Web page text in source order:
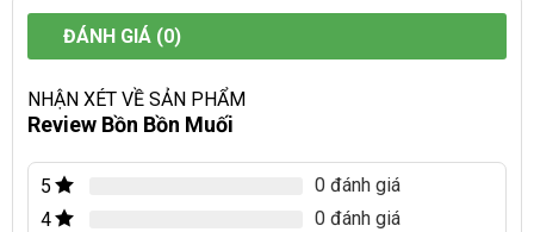
ĐÁNH GIÁ (0)
NHẬN XÉT VỀ SẢN PHẨM
Review Bồn Bồn Muối
5
0 đánh giá
4
0 đánh giá